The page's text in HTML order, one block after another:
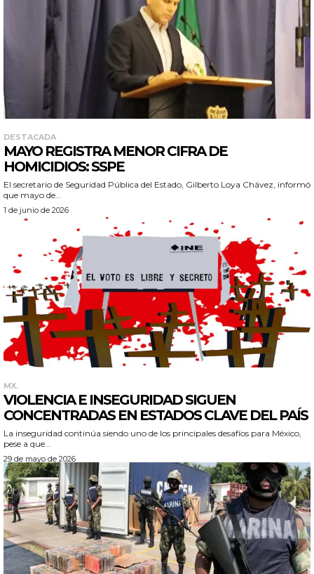
DESTACADA
MAYO REGISTRA MENOR CIFRA DE
HOMICIDIOS: SSPE
El secretario de Seguridad Pública del Estado, Gilberto Loya Chávez, informó
que mayo de...
1 de junio de 2026
MX.
VIOLENCIA E INSEGURIDAD SIGUEN
CONCENTRADAS EN ESTADOS CLAVE DEL PAÍS
La inseguridad continúa siendo uno de los principales desafíos para México,
pese a que...
29 de mayo de 2026